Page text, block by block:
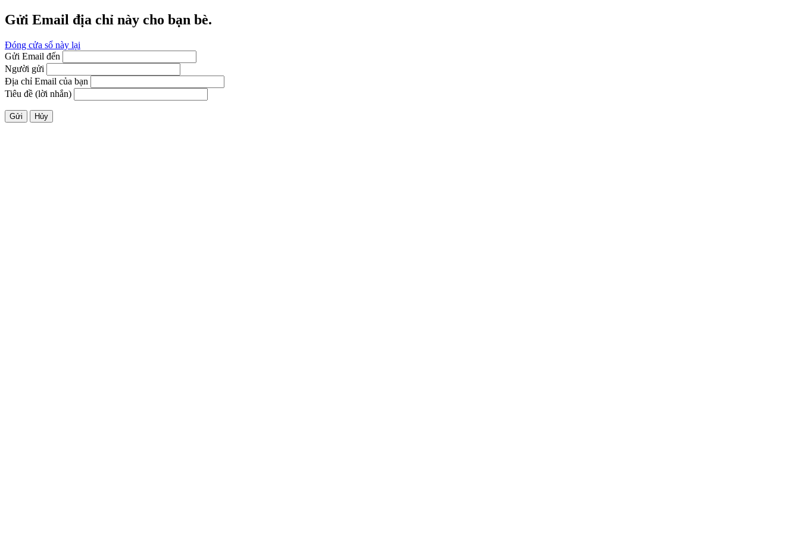
Gửi Email địa chỉ này cho bạn bè.
Đóng cửa sổ này lại
Gửi Email đến
Người gửi
Địa chỉ Email của bạn
Tiêu đề (lời nhắn)
Gửi Hủy